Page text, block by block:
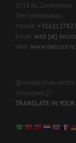
2718 KL Zoetermeer
The Netherlands
Mobile:
Email: web [at]
Web: www.delcour.nl
@media (max-
!important;}}
TRANSLATE IN